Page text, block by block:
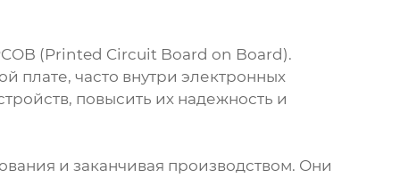
(Printed Circuit Board on Board).
плате, часто внутри электронных
повысить их надежность и
и заканчивая производством. Они